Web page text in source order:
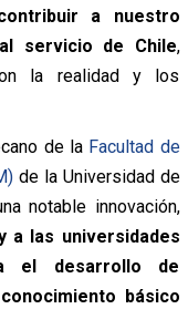
a nuestro
servicio de Chile,
la realidad y los
de la Facultad de
de la Universidad de
notable innovación,
a las universidades
el desarrollo de
básico